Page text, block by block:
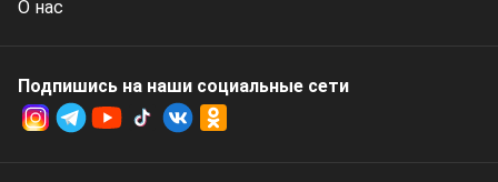
О нас
Подпишись на наши социальные cети